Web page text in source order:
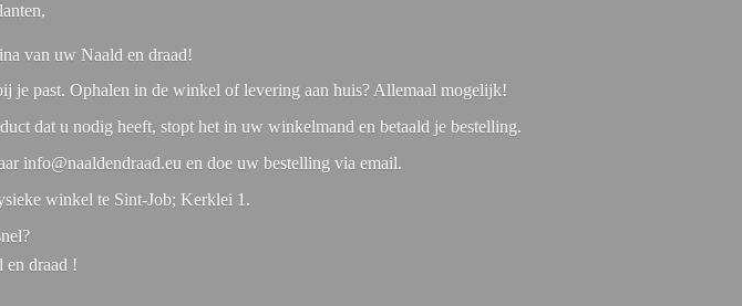
van uw Naald en draad!
je past. Ophalen in de winkel of levering aan huis? Allemaal mogelijk!
dat u nodig heeft, stopt het in uw winkelmand en betaald je bestelling.
info@naaldendraad.eu en doe uw bestelling via email.
winkel te Sint-Job; Kerklei 1.
en draad !